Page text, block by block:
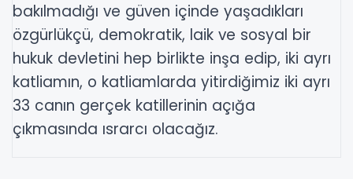
bakılmadığı ve güven içinde yaşadıkları
özgürlükçü, demokratik, laik ve sosyal bir
hukuk devletini hep birlikte inşa edip, iki ayrı
katliamın, o katliamlarda yitirdiğimiz iki ayrı
33 canın gerçek katillerinin açığa
çıkmasında ısrarcı olacağız.